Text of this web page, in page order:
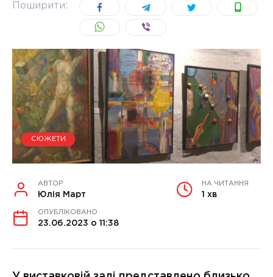
Поширити:
СЮЖЕТИ
АВТОР
Юлія Март
НА ЧИТАННЯ
1 хв
ОПУБЛІКОВАНО
23.06.2023 о 11:38